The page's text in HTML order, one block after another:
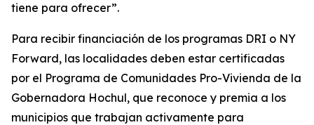
tiene para ofrecer”.
Para recibir financiación de los programas DRI o NY
Forward, las localidades deben estar certificadas
por el Programa de Comunidades Pro-Vivienda de la
Gobernadora Hochul, que reconoce y premia a los
municipios que trabajan activamente para